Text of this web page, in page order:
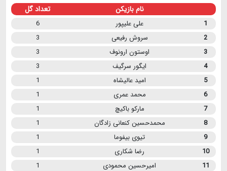
نام بازیکن تعداد گل
1 علی علیپور
6
2
سروش رفیعی
3
3
اوستون ارونوف
3
4
ایگور سرگیف
3
5
امید عالیشاه
1
6
محمد عمری
1
7
مارکو باکیچ
1
8
محمدحسین کنعانی زادگان
1
9
تیوی بیفوما
1
10
رضا شکاری
1
11
امیرحسین محمودی 1